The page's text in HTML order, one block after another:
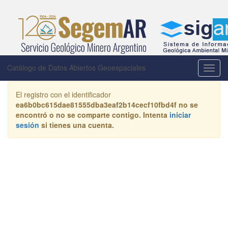
Catálogo de Datos Abiertos Geoespaciales
la
El registro con el identificador
ea6b0bc615dae81555dba3eaf2b14cecf10fbd4f no se
encontró o no se comparte contigo. Intenta iniciar
sesión si tienes una cuenta.